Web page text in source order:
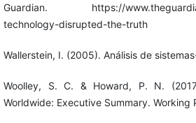
Guardian. https://
technology-disrupted-the-truth
Wallerstein, I. (2005). Análisis de
Woolley, S. C. & Howard, P. N.
Worldwide: Executive Summary. Working